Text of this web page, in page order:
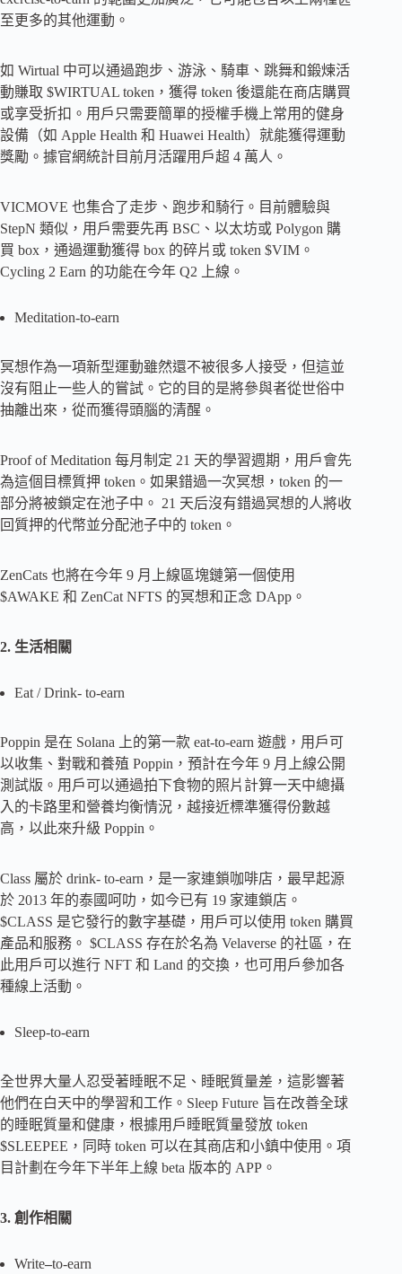
至更多的其他運動。
如 Wirtual 中可以通過跑步、游泳、騎車、跳舞和鍛煉活
動賺取 $WIRTUAL token，獲得 token 後還能在商店購買
或享受折扣。用戶只需要簡單的授權手機上常用的健身
設備（如 Apple Health 和 Huawei Health）就能獲得運動
獎勵。據官網統計目前月活躍用戶超 4 萬人。
VICMOVE 也集合了走步、跑步和騎行。目前體驗與
StepN 類似，用戶需要先再 BSC、以太坊或 Polygon 購
買 box，通過運動獲得 box 的碎片或 token $VIM。
Cycling 2 Earn 的功能在今年 Q2 上線。
Meditation-to-earn
冥想作為一項新型運動雖然還不被很多人接受，但這並
沒有阻止一些人的嘗試。它的目的是將參與者從世俗中
抽離出來，從而獲得頭腦的清醒。
Proof of Meditation 每月制定 21 天的學習週期，用戶會先
為這個目標質押 token。如果錯過一次冥想，token 的一
部分將被鎖定在池子中。 21 天后沒有錯過冥想的人將收
回質押的代幣並分配池子中的 token。
ZenCats 也將在今年 9 月上線區塊鏈第一個使用
$AWAKE 和 ZenCat NFTS 的冥想和正念 DApp。
2. 生活相關
Eat / Drink- to-earn
Poppin 是在 Solana 上的第一款 eat-to-earn 遊戲，用戶可
以收集、對戰和養殖 Poppin，預計在今年 9 月上線公開
測試版。用戶可以通過拍下食物的照片計算一天中總攝
入的卡路里和營養均衡情況，越接近標準獲得份數越
高，以此來升級 Poppin。
Class 屬於 drink- to-earn，是一家連鎖咖啡店，最早起源
於 2013 年的泰國呵叻，如今已有 19 家連鎖店。
$CLASS 是它發行的數字基礎，用戶可以使用 token 購買
產品和服務。 $CLASS 存在於名為 Velaverse 的社區，在
此用戶可以進行 NFT 和 Land 的交換，也可用戶參加各
種線上活動。
Sleep-to-earn
全世界大量人忍受著睡眠不足、睡眠質量差，這影響著
他們在白天中的學習和工作。Sleep Future 旨在改善全球
的睡眠質量和健康，根據用戶睡眠質量發放 token
$SLEEPEE，同時 token 可以在其商店和小鎮中使用。項
目計劃在今年下半年上線 beta 版本的 APP。
3. 創作相關
Write–to-earn